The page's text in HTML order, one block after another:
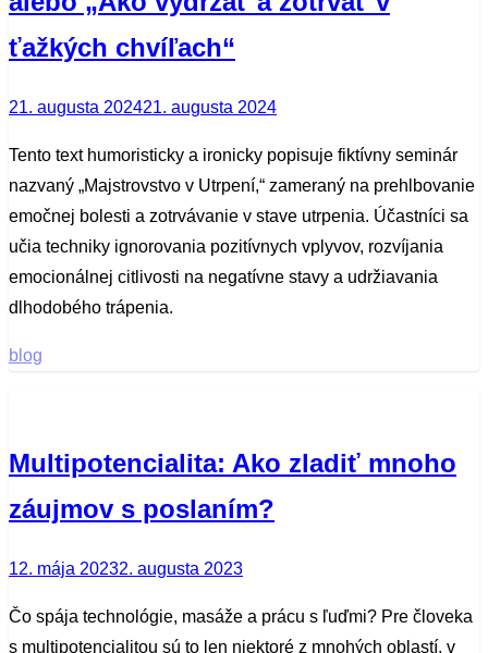
ťažkých chvíľach“
Posted
21. augusta 202421. augusta 2024
Tento text humoristicky a ironicky popisuje fiktívny seminár
nazvaný „Majstrovstvo v Utrpení,“ zameraný na prehlbovanie
emočnej bolesti a zotrvávanie v stave utrpenia. Účastníci sa
učia techniky ignorovania pozitívnych vplyvov, rozvíjania
emocionálnej citlivosti na negatívne stavy a udržiavania
dlhodobého trápenia.
blog
Multipotencialita: Ako zladiť mnoho
záujmov s poslaním?
Posted
12. mája 20232. augusta 2023
Čo spája technológie, masáže a prácu s ľuďmi? Pre človeka
s multipotencialitou sú to len niektoré z mnohých oblastí, v